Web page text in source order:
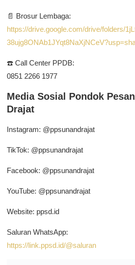
📄 Brosur Lembaga:
https://drive.google.com/drive/folders/
☎️ Call Center PPDB:
0851 2266 1977
Media Sosial Pondok
Drajat
Instagram: @ppsunandrajat
TikTok: @ppsunandrajat
Facebook: @ppsunandrajat
YouTube: @ppsunandrajat
Website: ppsd.id
Saluran WhatsApp:
https://link.ppsd.id/@saluran